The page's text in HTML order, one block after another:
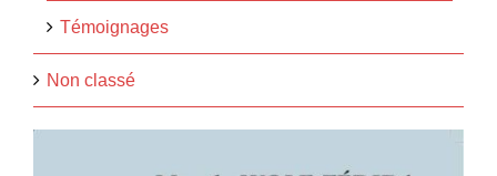
Témoignages
Non classé